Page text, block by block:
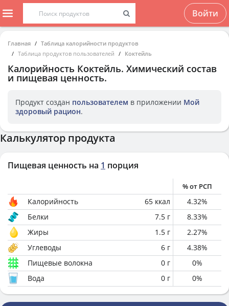
Войти
Главная
Таблица калорийности продуктов
Таблица продуктов пользователей
Коктейль
Калорийность Коктейль. Химический состав
и пищевая ценность.
Продукт создан пользователем в приложении Мой
здоровый рацион.
Калькулятор продукта
Пищевая ценность на 1 порция
% от РСП
Калорийность 65 ккал 4.32%
Белки
7.5 г 8.33%
Жиры
1.5 г 2.27%
Углеводы
6 г 4.38%
Пищевые волокна
0 г 0%
Вода
0 г 0%